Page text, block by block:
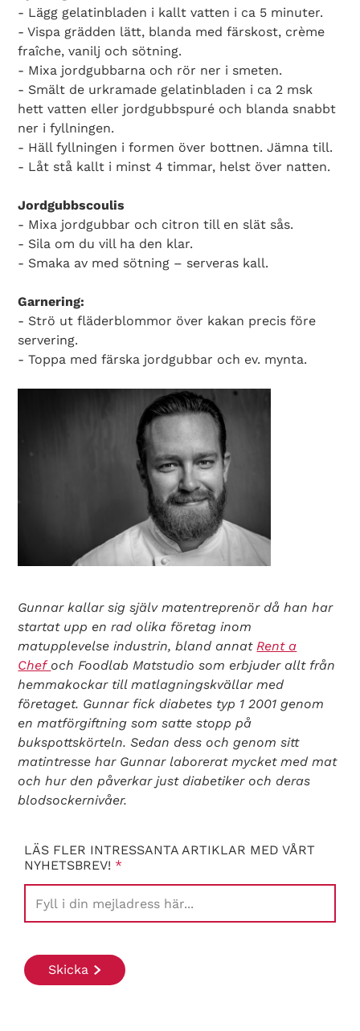
- Lägg gelatinbladen i kallt vatten i ca 5 minuter.
- Vispa grädden lätt, blanda med färskost, crème
fraîche, vanilj och sötning.
- Mixa jordgubbarna och rör ner i smeten.
- Smält de urkramade gelatinbladen i ca 2 msk
hett vatten eller jordgubbspuré och blanda snabbt
ner i fyllningen.
- Häll fyllningen i formen över bottnen. Jämna till.
- Låt stå kallt i minst 4 timmar, helst över natten.
Jordgubbscoulis
- Mixa jordgubbar och citron till en slät sås.
- Sila om du vill ha den klar.
- Smaka av med sötning – serveras kall.
Garnering:
- Strö ut fläderblommor över kakan precis före
servering.
- Toppa med färska jordgubbar och ev. mynta.
Gunnar kallar sig själv matentreprenör då han har
startat upp en rad olika företag inom
matupplevelse industrin, bland annatRent a
Chef och Foodlab Matstudio som erbjuder allt från
hemmakockar till matlagningskvällar med
företaget. Gunnar fick diabetes typ 1 2001 genom
en matförgiftning som satte stopp på
bukspottskörteln. Sedan dess och genom sitt
matintresse har Gunnar laborerat mycket med mat
och hur den påverkar just diabetiker och deras
blodsockernivåer.
LÄS FLER INTRESSANTA ARTIKLAR MED VÅRT
NYHETSBREV! *